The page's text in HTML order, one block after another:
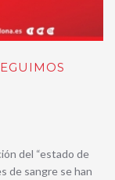
del “estado de
de sangre se han